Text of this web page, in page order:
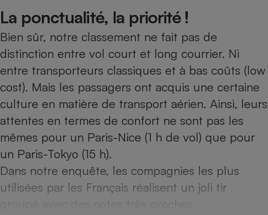
La ponctualité, la priorité !
Bien sûr, notre classement ne fait pas de
distinction entre vol court et long courrier. Ni
entre transporteurs classiques et à bas coûts (low
cost). Mais les passagers ont acquis une certaine
culture en matière de transport aérien. Ainsi, leurs
attentes en termes de confort ne sont pas les
mêmes pour un Paris-Nice (1 h de vol) que pour
un Paris-Tokyo (15 h).
Dans notre enquête, les compagnies les plus
utilisées par les Français réalisent un joli tir
groupé avec des notes très proches.
Cafetière à expressos